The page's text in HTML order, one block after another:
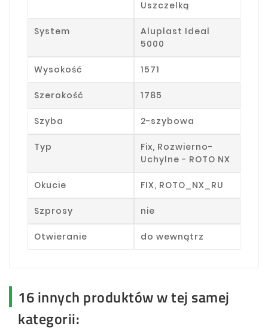
Uszczelką
System
Aluplast Ideal
5000
Wysokość 1571
Szerokość 1785
Szyba 2-szybowa
Typ
Fix, Rozwierno-
Uchylne - ROTO NX
Okucie FIX, ROTO_NX_RU
Szprosy nie
Otwieranie do wewnątrz
16 innych produktów w tej samej
kategorii: